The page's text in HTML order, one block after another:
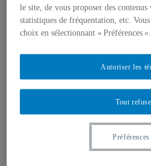
Gestion
Langues
Mode
Santé
Ma thèse en 180
Apostrophes
Collations des grades
le site, de vous proposer des contenus
statistiques de fréquentation, etc.
choix en sélectionnant « Préférences ».
Tout
Autoriser les
Préférences